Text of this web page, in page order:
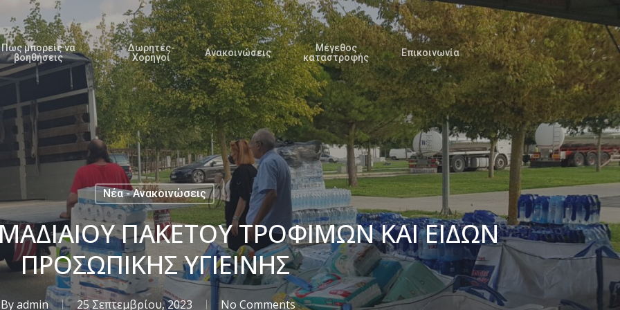
Πως μπορείς να
βοηθήσεις
Δωρητές-
Χορηγοί
Ανακοινώσεις
Μέγεθος
καταστροφής
Επικοινωνία
Νέα - Ανακοινώσεις
ΠΑΚΕΤΟΥ ΤΡΟΦΙΜΩΝ ΚΑΙ ΕΙΔΩΝ
ΠΡΟΣΩΠΙΚΗΣ ΥΓΙΕΙΝΗΣ
Byadmin 25 Σεπτεμβρίου, 2023 No Comments